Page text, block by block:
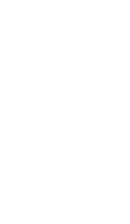
が登録されまし